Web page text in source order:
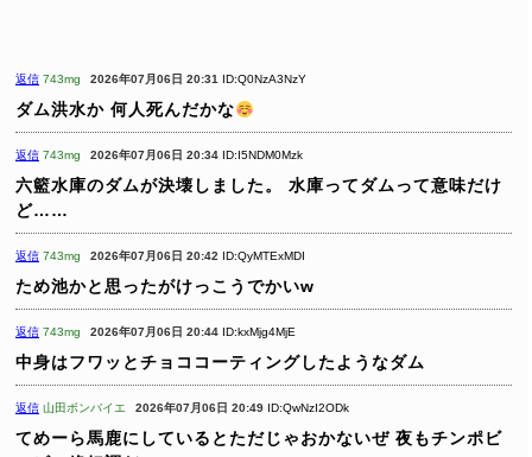
返信 743mg 2026年07月06日 20:31 ID:Q0NzA3NzY
ダム洪水か 何人死んだかな
返信 743mg 2026年07月06日 20:34 ID:I5NDM0Mzk
六籃水庫のダムが決壊しました。
水庫ってダムって意味だけ
ど……
返信 743mg 2026年07月06日 20:42 ID:QyMTExMDI
ため池かと思ったがけっこうでかいw
返信 743mg 2026年07月06日 20:44 ID:kxMjg4MjE
中身はフワッとチョココーティングしたようなダム
返信 山田ボンバイエ 2026年07月06日 20:49 ID:QwNzI2ODk
てめーら馬鹿にしているとただじゃおかないぜ 夜もチンポビ